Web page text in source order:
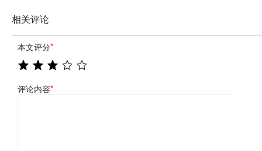
相关评论
本文评分*
评论内容*